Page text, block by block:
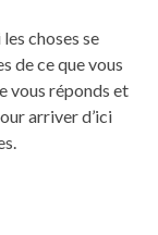
choses se
de ce que vous
vous réponds et
arriver d’ici